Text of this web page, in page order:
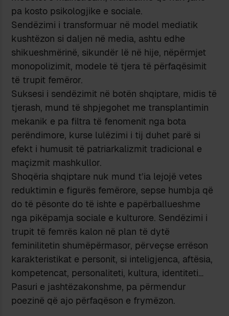
pa kosto psikologjike e sociale.
Sendëzimi i transformuar në model mediatik
kushtëzon si daljen në media, ashtu edhe
shikueshmërinë, sikundër lë në hije, nëpërmjet
monopolizimit, modele të tjera të përfaqësimit
të trupit femëror.
Suksesi i sendëzimit në botën shqiptare, midis të
tjerash, mund të shpjegohet me transplantimin
mekanik e pa filtra të fenomenit nga bota
perëndimore, kurse lulëzimi i tij duhet parë si
efekt i humusit të patriarkalizmit tradicional e
maçizmit mashkullor.
Shoqëria shqiptare nuk mund t’ia lejojë vetes
reduktimin e figurës femërore, sepse humbja që
do të pësonte do të ishte e papërballueshme
nga pikëpamja sociale e kulturore. Sendëzimi i
trupit të femrës kalon në plan të dytë
feminilitetin shumëpërmasor, përveçse errëson
karakteristikat e personit, si inteligjenca, aftësia,
kompetencat, personaliteti, kultura, identiteti…
Pasuri e jashtëzakonshme, pa përmendur
poezinë që ajo përfaqëson e frymëzon.